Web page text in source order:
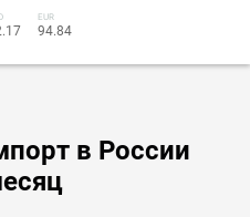
EUR
94.84
в России